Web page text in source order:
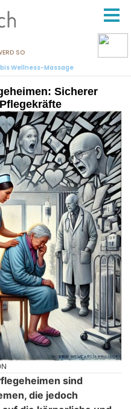
Sicherer
sind
die jedoch